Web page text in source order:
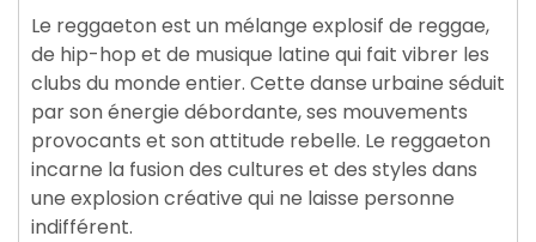
Le reggaeton est un mélange explosif de reggae,
de hip-hop et de musique latine qui fait vibrer les
clubs du monde entier. Cette danse urbaine séduit
par son énergie débordante, ses mouvements
provocants et son attitude rebelle. Le reggaeton
incarne la fusion des cultures et des styles dans
une explosion créative qui ne laisse personne
indifférent.